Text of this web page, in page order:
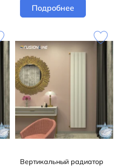
Подробнее
Вертикальный радиатор